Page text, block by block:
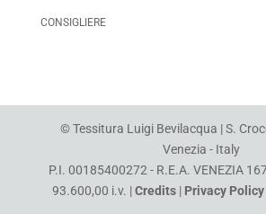
CONSIGLIERE
© Tessitura Luigi Bevilacqua | S.
Venezia - Italy
P.I. 00185400272 - R.E.A. VENEZIA
93.600,00 i.v. |Credits | Privacy Policy